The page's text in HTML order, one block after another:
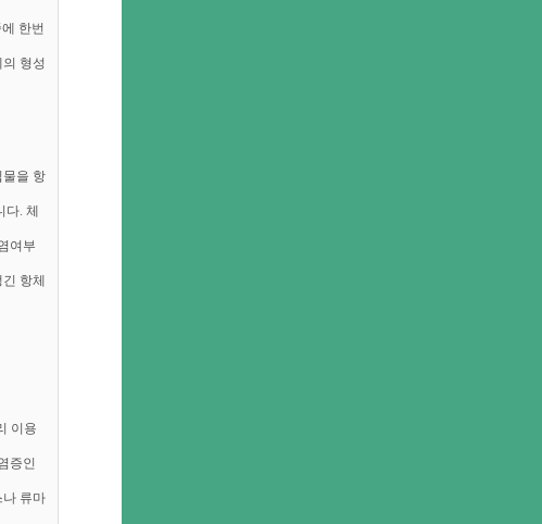
한번
형성
을 항
. 체
여부
항체
이용
증인
류마